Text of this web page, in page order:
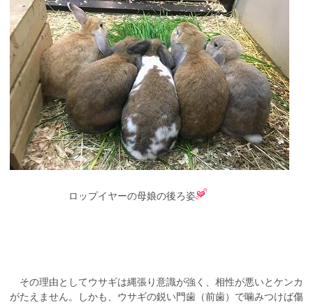
ロップイヤーの母娘の後ろ姿
その理由としてウサギは縄張り意識が強く、相性が悪いとケンカ
がたえません。しかも、ウサギの鋭い門歯（前歯）で噛みつけば傷